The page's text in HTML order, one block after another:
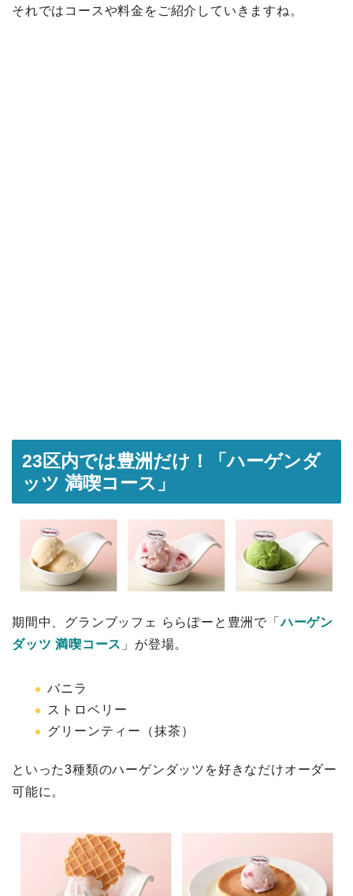
それではコースや料金をご紹介していきますね。
23区内では豊洲だけ！「ハーゲンダ
ッツ 満喫コース」
期間中、グランブッフェ ららぽーと豊洲で「ハーゲン
ダッツ 満喫コース 」が登場。
バニラ
ストロベリー
グリーンティー（抹茶）
といった3種類のハーゲンダッツを好きなだけオーダー
可能に。